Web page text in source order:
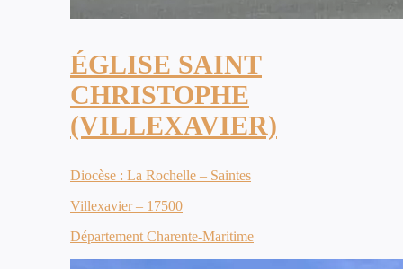
ÉGLISE SAINT
CHRISTOPHE
(VILLEXAVIER)
Diocèse : La Rochelle – Saintes
Villexavier – 17500
Département Charente-Maritime